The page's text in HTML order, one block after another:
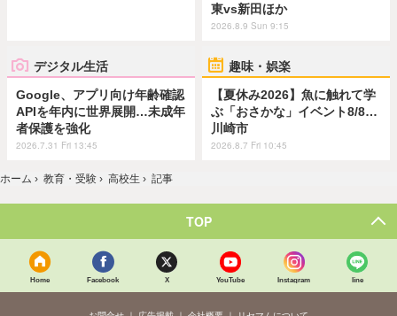
東vs新田ほか
2026.8.9 Sun 9:15
デジタル生活
Google、アプリ向け年齢確認
APIを年内に世界展開…未成年
者保護を強化
2026.7.31 Fri 13:45
趣味・娯楽
【夏休み2026】魚に触れて学
ぶ「おさかな」イベント8/8…
川崎市
2026.8.7 Fri 10:45
ホーム › 教育・受験 › 高校生 › 記事
TOP
Home Facebook X YouTube Instagram line